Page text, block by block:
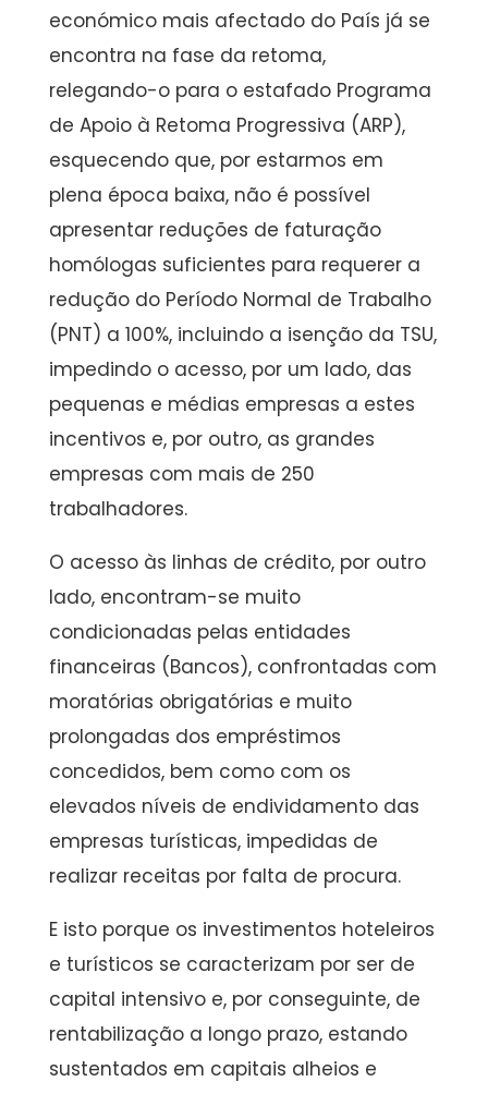
económico mais afectado do País já se
encontra na fase da retoma,
relegando-o para o estafado Programa
de Apoio à Retoma Progressiva (ARP),
esquecendo que, por estarmos em
plena época baixa, não é possível
apresentar reduções de faturação
homólogas suficientes para requerer a
redução do Período Normal de Trabalho
(PNT) a 100%, incluindo a isenção da TSU,
impedindo o acesso, por um lado, das
pequenas e médias empresas a estes
incentivos e, por outro, as grandes
empresas com mais de 250
trabalhadores.
O acesso às linhas de crédito, por outro
lado, encontram-se muito
condicionadas pelas entidades
financeiras (Bancos), confrontadas com
moratórias obrigatórias e muito
prolongadas dos empréstimos
concedidos, bem como com os
elevados níveis de endividamento das
empresas turísticas, impedidas de
realizar receitas por falta de procura.
E isto porque os investimentos hoteleiros
e turísticos se caracterizam por ser de
capital intensivo e, por conseguinte, de
rentabilização a longo prazo, estando
sustentados em capitais alheios e